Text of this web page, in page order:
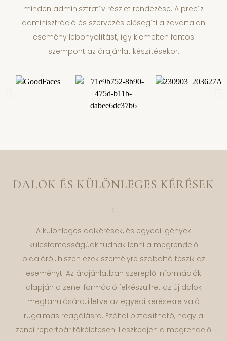
minden adminisztratív részlet rendezése. A precíz
adminisztráció és szervezés elősegíti a zavartalan
esemény lebonyolítást, így kiemelten fontos
szempont az árajánlat készítésekor.
DALOK ÉS KÜLÖNLEGES KÉRÉSEK
A különleges dalkérések, és egyedi igények
kulcsfontosságúak tudnak lenni a megrendelő
oldaláról, hiszen ezek személyre szabottá teszik az
eseményt. Az árajánlatban szereplő információk
alapján a zenei formáció felkészülhet az új dalok
megtanulására, illetve az egyedi kérésekre való
rugalmas reagálásra. Ezáltal biztosítható, hogy a
zenei repertoár tökéletesen illeszkedjen a megrendelő